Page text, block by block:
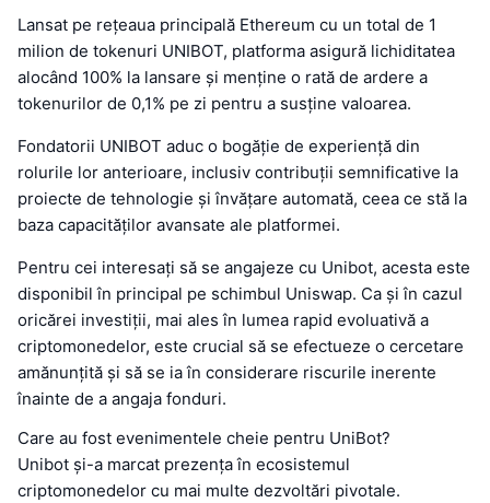
Lansat pe rețeaua principală Ethereum cu un total de 1
milion de tokenuri UNIBOT, platforma asigură lichiditatea
alocând 100% la lansare și menține o rată de ardere a
tokenurilor de 0,1% pe zi pentru a susține valoarea.
Fondatorii UNIBOT aduc o bogăție de experiență din
rolurile lor anterioare, inclusiv contribuții semnificative la
proiecte de tehnologie și învățare automată, ceea ce stă la
baza capacităților avansate ale platformei.
Pentru cei interesați să se angajeze cu Unibot, acesta este
disponibil în principal pe schimbul Uniswap. Ca și în cazul
oricărei investiții, mai ales în lumea rapid evoluativă a
criptomonedelor, este crucial să se efectueze o cercetare
amănunțită și să se ia în considerare riscurile inerente
înainte de a angaja fonduri.
Care au fost evenimentele cheie pentru UniBot?
Unibot și-a marcat prezența în ecosistemul
criptomonedelor cu mai multe dezvoltări pivotale.